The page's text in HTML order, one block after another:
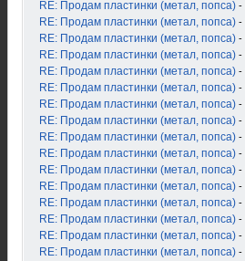
RE: Продам пластинки (метал, попса) -
RE: Продам пластинки (метал, попса) -
RE: Продам пластинки (метал, попса) -
RE: Продам пластинки (метал, попса) -
RE: Продам пластинки (метал, попса) -
RE: Продам пластинки (метал, попса) -
RE: Продам пластинки (метал, попса) -
RE: Продам пластинки (метал, попса) -
RE: Продам пластинки (метал, попса) -
RE: Продам пластинки (метал, попса) -
RE: Продам пластинки (метал, попса) -
RE: Продам пластинки (метал, попса) -
RE: Продам пластинки (метал, попса) -
RE: Продам пластинки (метал, попса) -
RE: Продам пластинки (метал, попса) -
RE: Продам пластинки (метал, попса) -